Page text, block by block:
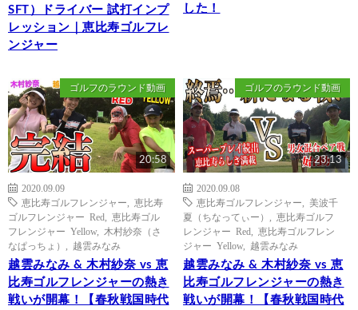
SFT）ドライバー 試打インプ
レッション｜恵比寿ゴルフレ
ンジャー
した！
ゴルフのラウンド動画
20:58
2020.09.09
恵比寿ゴルフレンジャー
恵比寿
ゴルフレンジャー Red
恵比寿ゴル
フレンジャー Yellow, 木村紗奈（さ
なぱっちょ）
越雲みなみ
越雲みなみ & 木村紗奈 vs 恵
比寿ゴルフレンジャーの熱き
戦いが開幕！【春秋戦国時代
ゴルフのラウンド動画
23:13
2020.09.08
恵比寿ゴルフレンジャー
美波千
夏（ちなってぃー）
恵比寿ゴルフ
レンジャー Red
恵比寿ゴルフレン
ジャー Yellow, 越雲みなみ
越雲みなみ & 木村紗奈 vs 恵
比寿ゴルフレンジャーの熱き
戦いが開幕！【春秋戦国時代